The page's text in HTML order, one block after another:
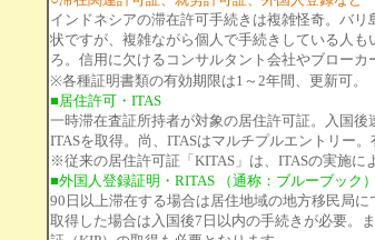
インドネシアの滞在許可手続きは複雑怪奇。バ
状ですが、複雑ながら個人で手続きしている人
ろ。信用に欠けるコンサルタント会社やブロー
※各種証明書類の有効期限は1～2年間、更新可。
■居住許可・ITAS
一時滞在査証所持者が対象の居住許可証。入国
ITASを取得。尚、ITASはマルチプルエントリー。
※従来の居住許可証「KITAS」は、ITASの実施に
■外国人登録証明・RITAS （通称：ブルーブック）
90日以上滞在する場合は居住地域の地方移民局
取得した場合は入国後7日以内の手続きが必要。